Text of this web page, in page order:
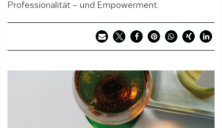
Professionalität – und Empowerment.